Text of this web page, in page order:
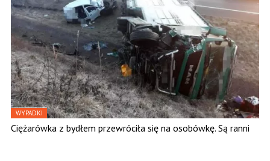
WYPADKI
Ciężarówka z bydłem przewróciła się na osobówkę. Są ranni